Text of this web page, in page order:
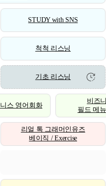
STUDY with SNS
척척 리스닝
기초 리스닝
스 영어회화
비즈
필드 메
리얼 톡 그래머인유즈
베이직 / Exercise